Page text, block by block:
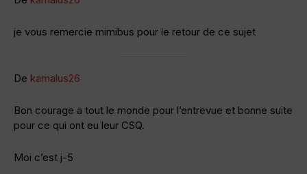
je vous remercie mimibus pour le retour de ce sujet
De kamalus26
Bon courage a tout le monde pour l’entrevue et bonne suite
pour ce qui ont eu leur CSQ.
Moi c’est j-5